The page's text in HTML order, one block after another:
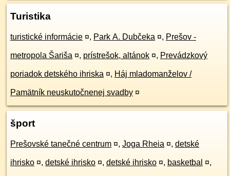
Turistika
turistické informácie ¤, Park A. Dubčeka ¤, Prešov -
metropola Šariša ¤, prístrešok, altánok ¤, Prevádzkový
poriadok detského ihriska ¤, Háj mladomanželov /
Pamätník neuskutočnenej svadby ¤
šport
Prešovské tanečné centrum ¤, Joga Rheia ¤, detské
ihrisko ¤, detské ihrisko ¤, detské ihrisko ¤, basketbal ¤,